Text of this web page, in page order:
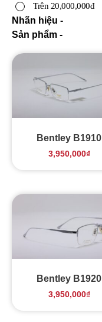
Trên 20,000,000đ
Nhãn hiệu -
Sản phẩm -
Bentley B1910
3,950,000₫
Bentley B1920
3,950,000₫